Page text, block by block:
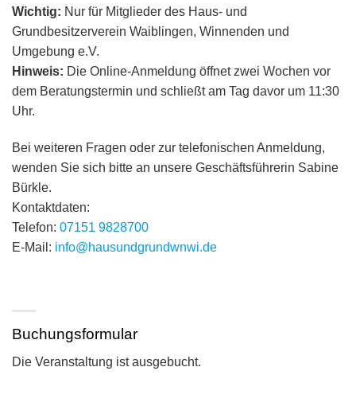
Wichtig: Nur für Mitglieder des Haus- und
Grundbesitzerverein Waiblingen, Winnenden und
Umgebung e.V.
Hinweis: Die Online-Anmeldung öffnet zwei Wochen vor
dem Beratungstermin und schließt am Tag davor um 11:30
Uhr.
Bei weiteren Fragen oder zur telefonischen Anmeldung,
wenden Sie sich bitte an unsere Geschäftsführerin Sabine
Bürkle.
Kontaktdaten:
Telefon: 07151 9828700
E-Mail: info@hausundgrundwnwi.de
Buchungsformular
Die Veranstaltung ist ausgebucht.